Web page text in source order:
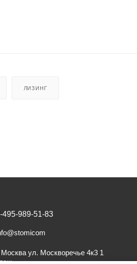
ЛИЗИНГ
495-989-51-83
Москва ул. Москворечье 4к3 1